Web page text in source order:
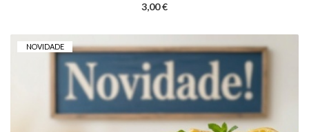
3,00 €
NOVIDADE